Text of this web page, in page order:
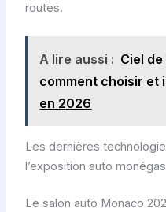
routes.
A lire aussi : Ciel
comment choisir et
en 2026
Les dernières
l’exposition auto
Le salon auto Monaco